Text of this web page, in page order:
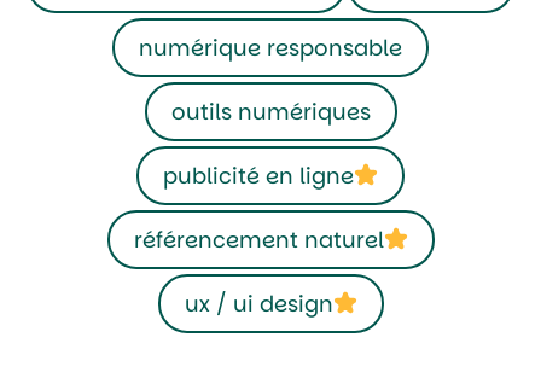
numérique responsable
outils numériques
publicité en ligne
référencement naturel
ux / ui design